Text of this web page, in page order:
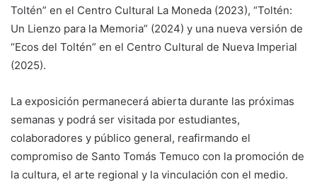
Toltén” en el Centro Cultural La Moneda (2023), “Toltén:
Un Lienzo para la Memoria” (2024) y una nueva versión de
“Ecos del Toltén” en el Centro Cultural de Nueva Imperial
(2025).
La exposición permanecerá abierta durante las próximas
semanas y podrá ser visitada por estudiantes,
colaboradores y público general, reafirmando el
compromiso de Santo Tomás Temuco con la promoción de
la cultura, el arte regional y la vinculación con el medio.